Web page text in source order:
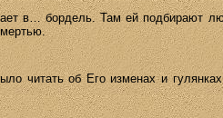
в… бордель. Там ей подбирают
читать об Его изменах и